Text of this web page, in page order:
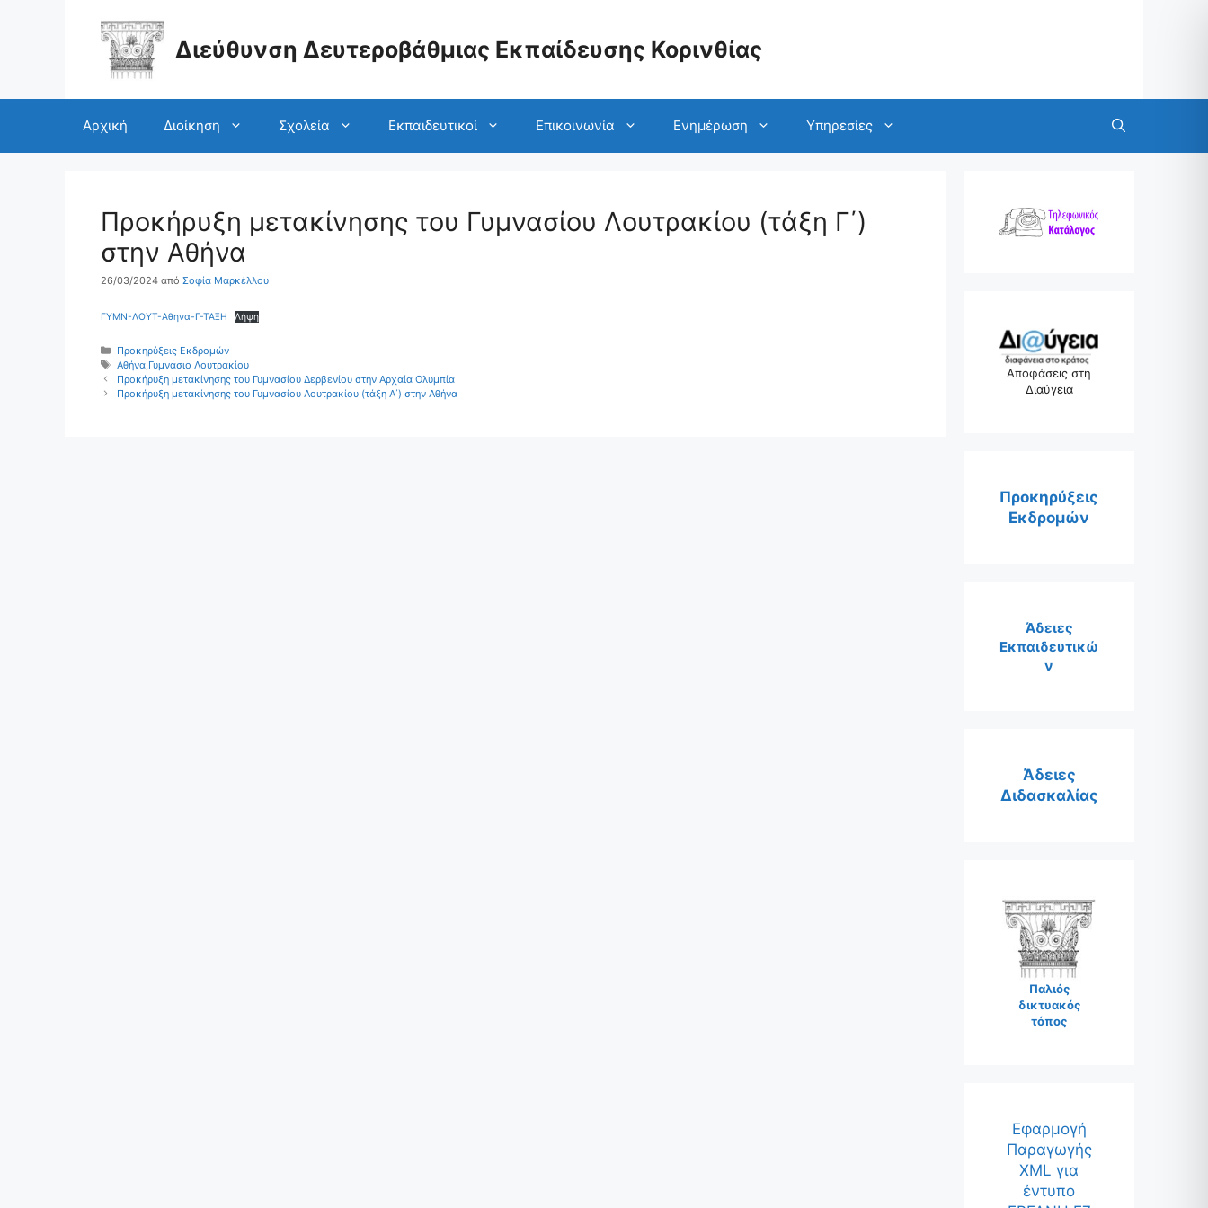
Διεύθυνση Δευτεροβάθμιας Εκπαίδευσης Κορινθίας
Αρχική Διοίκηση Σχολεία Εκπαιδευτικοί Επικοινωνία Ενημέρωση Υπηρεσίες
Προκήρυξη μετακίνησης του Γυμνασίου Λουτρακίου (τάξη Γ΄)
στην Αθήνα
26/03/2024 από Σοφία Μαρκέλλου
ΓΥΜΝ-ΛΟΥΤ-Αθηνα-Γ-ΤΑΞΗ Λήψη
Κατηγορίες
Προκηρύξεις Εκδρομών
Ετικέτες
Αθήνα, Γυμνάσιο Λουτρακίου
Προκήρυξη μετακίνησης του Γυμνασίου Δερβενίου στην Αρχαία Ολυμπία
Προκήρυξη μετακίνησης του Γυμνασίου Λουτρακίου (τάξη Α΄) στην Αθήνα
Αποφάσεις στη
Διαύγεια
Προκηρύξεις
Εκδρομών
Άδειες
Εκπαιδευτικώ
ν
Άδειες
Διδασκαλίας
Παλιός
δικτυακός
τόπος
Εφαρμογή
Παραγωγής
XML για
έντυπο